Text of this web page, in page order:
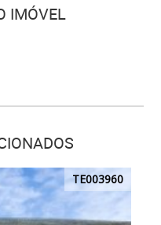
IMÓVEL
TE003960